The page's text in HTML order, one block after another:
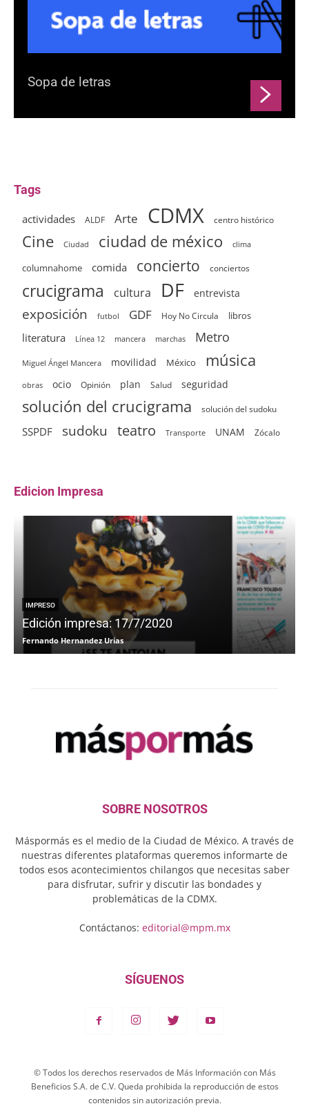
Sopa de letras
Tags
actividades ALDF Arte CDMX centro histórico
Cine Ciudad ciudad de méxico clima
columnahome comida concierto conciertos
crucigrama cultura DF entrevista
exposición futbol GDF Hoy No Circula libros
literatura Línea 12 mancera marchas Metro
Miguel Ángel Mancera movilidad México música
obras ocio Opinión plan Salud seguridad
solución del crucigrama solución del sudoku
SSPDF sudoku teatro Transporte UNAM Zócalo
Edicion Impresa
IMPRESO
Edición impresa: 17/7/2020
Fernando Hernandez Urias
SOBRE NOSOTROS
Máspormás es el medio de la Ciudad de México. A través de
nuestras diferentes plataformas queremos informarte de
todos esos acontecimientos chilangos que necesitas saber
para disfrutar, sufrir y discutir las bondades y
problemáticas de la CDMX.
Contáctanos: editorial@mpm.mx
SÍGUENOS
© Todos los derechos reservados de Más Información con Más
Beneficios S.A. de C.V. Queda prohibida la reproducción de estos
contenidos sin autorización previa.